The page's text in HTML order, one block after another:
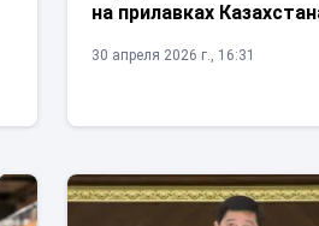
на прилавках
30 апреля 2026 г., 16:31